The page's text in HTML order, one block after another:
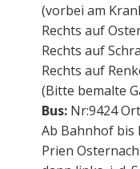
(vorbei am
Rechts auf
Rechts auf
Rechts auf
(Bitte bemalte
Bus: Nr:9424
Ab Bahnhof bis
Prien